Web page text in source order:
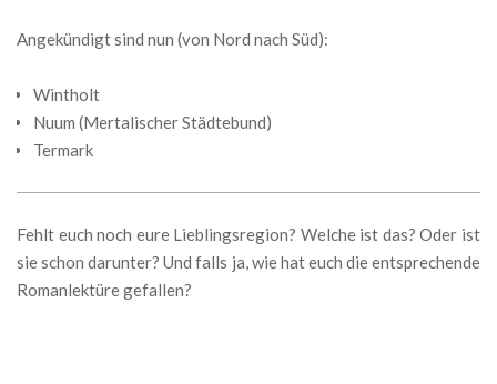
Angekündigt sind nun (von Nord nach Süd):
Wintholt
Nuum (Mertalischer Städtebund)
Termark
Fehlt euch noch eure Lieblingsregion? Welche ist das? Oder ist
sie schon darunter? Und falls ja, wie hat euch die entsprechende
Romanlektüre gefallen?